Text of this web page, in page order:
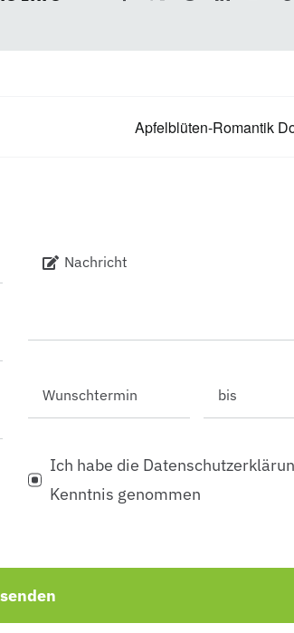
Apfelblüten-Romantik
Ich habe die
Kenntnis genommen